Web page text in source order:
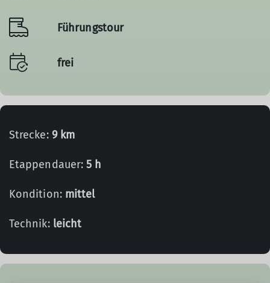
Führungstour
frei
Strecke: 9 km
Etappendauer:5 h
Kondition: mittel
Technik: leicht